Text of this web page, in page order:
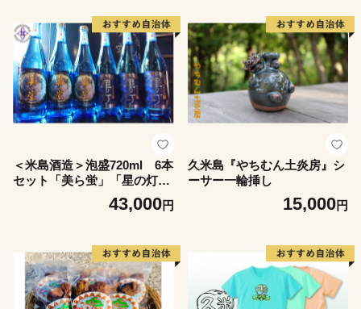
＜米島酒造＞泡盛720ml 6本
セット「美ら蛍」「星の灯」
43,000円
久米島『やちむん土炎房』シ
ーサー一輪挿し
15,000円